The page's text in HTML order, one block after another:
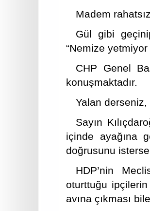
Madem
Gül gibi
“Nemize
CHP Genel
konuşmaktadır.
Yalan derseniz,
Sayın
içinde ayağına
doğrusunu
HDP’nin
oturttuğu
avına çıkması